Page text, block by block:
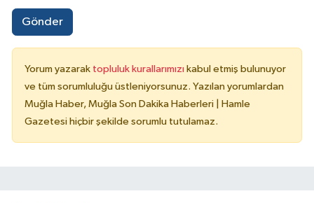
Gönder
Yorum yazarak topluluk kurallarımızı kabul etmiş bulunuyor
ve tüm sorumluluğu üstleniyorsunuz. Yazılan yorumlardan
Muğla Haber, Muğla Son Dakika Haberleri | Hamle
Gazetesi hiçbir şekilde sorumlu tutulamaz.